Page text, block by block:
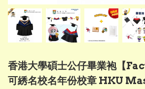
香港大學碩士公仔畢業袍【
可綉名校名年份校章 HKU